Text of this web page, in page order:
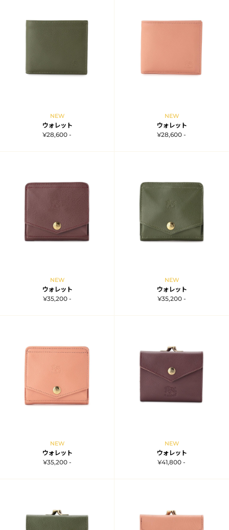
NEW
ウォレット
¥28,600 -
NEW
ウォレット
¥28,600 -
NEW
ウォレット
¥35,200 -
NEW
ウォレット
¥35,200 -
NEW
ウォレット
¥35,200 -
NEW
ウォレット
¥41,800 -